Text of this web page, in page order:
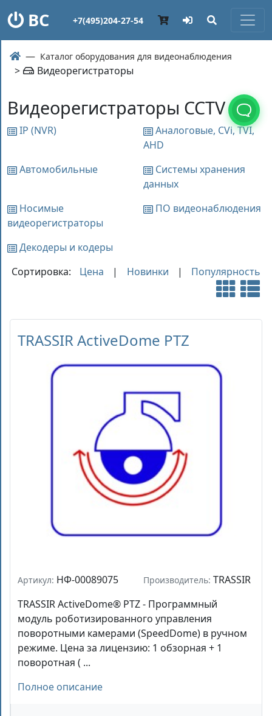
ВС +7(495)204-27-54
Каталог оборудования для видеонаблюдения
> Видеорегистраторы
Видеорегистраторы CCTV
IP (NVR)
Аналоговые, СVi, TVI,
AHD
Автомобильные
Системы хранения
данных
Носимые
видеорегистраторы
ПО видеонаблюдения
Декодеры и кодеры
Сортировка:
Цена | Новинки | Популярность
TRASSIR ActiveDome PTZ
Артикул: НФ-00089075 Производитель: TRASSIR
TRASSIR ActiveDome® PTZ - Программный
модуль роботизированного управления
поворотными камерами (SpeedDome) в ручном
режиме. Цена за лицензию: 1 обзорная + 1
поворотная ( ...
Полное описание